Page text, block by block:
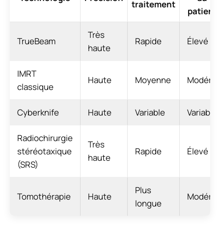
traitement
patient
TrueBeam
Très
haute
Rapide Élevé
IMRT
classique
Haute Moyenne Modéré
Cyberknife Haute Variable Variable
Radiochirurgie
stéréotaxique
(SRS)
Très
haute
Rapide Élevé
Tomothérapie Haute
Plus
longue
Modéré